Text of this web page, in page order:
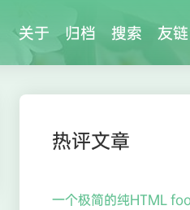
关于 归档 搜索 友链
热评文章